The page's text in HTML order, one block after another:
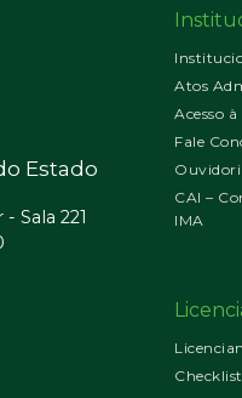
Estado
Sala 221
Atos
Acesso
Fale
CAI –
IMA